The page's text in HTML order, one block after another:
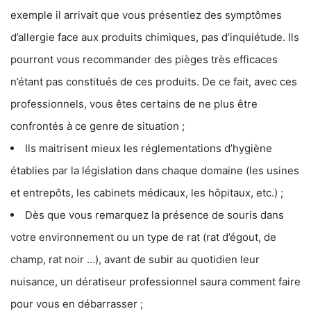
exemple il arrivait que vous présentiez des symptômes
d’allergie face aux produits chimiques, pas d’inquiétude. Ils
pourront vous recommander des pièges très efficaces
n’étant pas constitués de ces produits. De ce fait, avec ces
professionnels, vous êtes certains de ne plus être
confrontés à ce genre de situation ;
Ils maitrisent mieux les réglementations d’hygiène
établies par la législation dans chaque domaine (les usines
et entrepôts, les cabinets médicaux, les hôpitaux, etc.) ;
Dès que vous remarquez la présence de souris dans
votre environnement ou un type de rat (rat d’égout, de
champ, rat noir …), avant de subir au quotidien leur
nuisance, un dératiseur professionnel saura comment faire
pour vous en débarrasser ;